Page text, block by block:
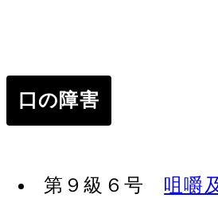
口の障害
第９級６号 咀嚼